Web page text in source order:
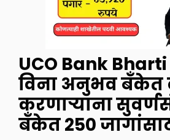
UCO Bank Bharti
विना अनुभव बँकेत
करणाऱ्याना
बँकेत 250